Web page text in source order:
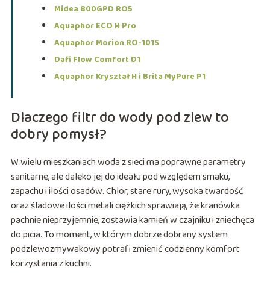
Midea 800GPD RO5
Aquaphor ECO H Pro
Aquaphor Morion RO-101S
Dafi Flow Comfort D1
Aquaphor Kryształ H i Brita MyPure P1
Dlaczego filtr do wody pod zlew to
dobry pomysł?
W wielu mieszkaniach woda z sieci ma poprawne parametry
sanitarne, ale daleko jej do ideału pod względem smaku,
zapachu i ilości osadów. Chlor, stare rury, wysoka twardość
oraz śladowe ilości metali ciężkich sprawiają, że kranówka
pachnie nieprzyjemnie, zostawia kamień w czajniku i zniechęca
do picia. To moment, w którym dobrze dobrany system
podzlewozmywakowy potrafi zmienić codzienny komfort
korzystania z kuchni.